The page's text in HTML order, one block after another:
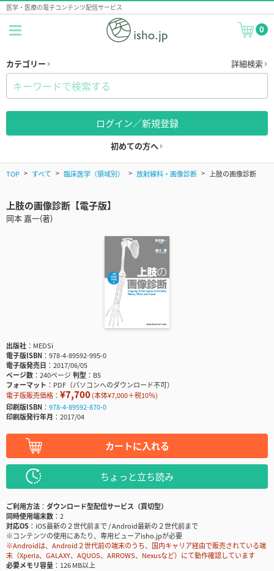
医学・医療の電子コンテンツ配信サービス
0
カテゴリー 詳細検索
ログイン／新規登録
初めての方へ
TOP すべて 臨床医学（領域別） 放射線科・画像診断 上肢の画像診断
上肢の画像診断【電子版】
岡本 嘉一(著)
出版社
MEDSi
電子版ISBN
978-4-89592-995-0
電子版発売日
2017/06/05
ページ数
240ページ判型
B5
フォーマット
PDF（パソコンへのダウンロード不可）
電子版販売価格： ¥7,700(本体¥7,000＋税10％)
印刷版ISBN
978-4-89592-870-0
印刷版発行年月
2017/04
カートに入れる
ちょっと立ち読み
ご利用方法
ダウンロード型配信サービス（買切型）
同時使用端末数
2
対応OS
iOS最新の２世代前まで / Android最新の２世代前まで
※コンテンツの使用にあたり、専用ビューアisho.jpが必要
※Androidは、Android２世代前の端末のうち、国内キャリア経由で販売されている端
末（Xperia、GALAXY、AQUOS、ARROWS、Nexusなど）にて動作確認しています
必要メモリ容量
126 MB以上